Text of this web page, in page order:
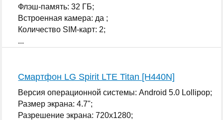
Флэш-память: 32 ГБ;
Встроенная камера: да ;
Количество SIM-карт: 2;
...
Смартфон LG Spirit LTE Titan [H440N]
Версия операционной системы: Android 5.0 Lollipop;
Размер экрана: 4.7";
Разрешение экрана: 720x1280;